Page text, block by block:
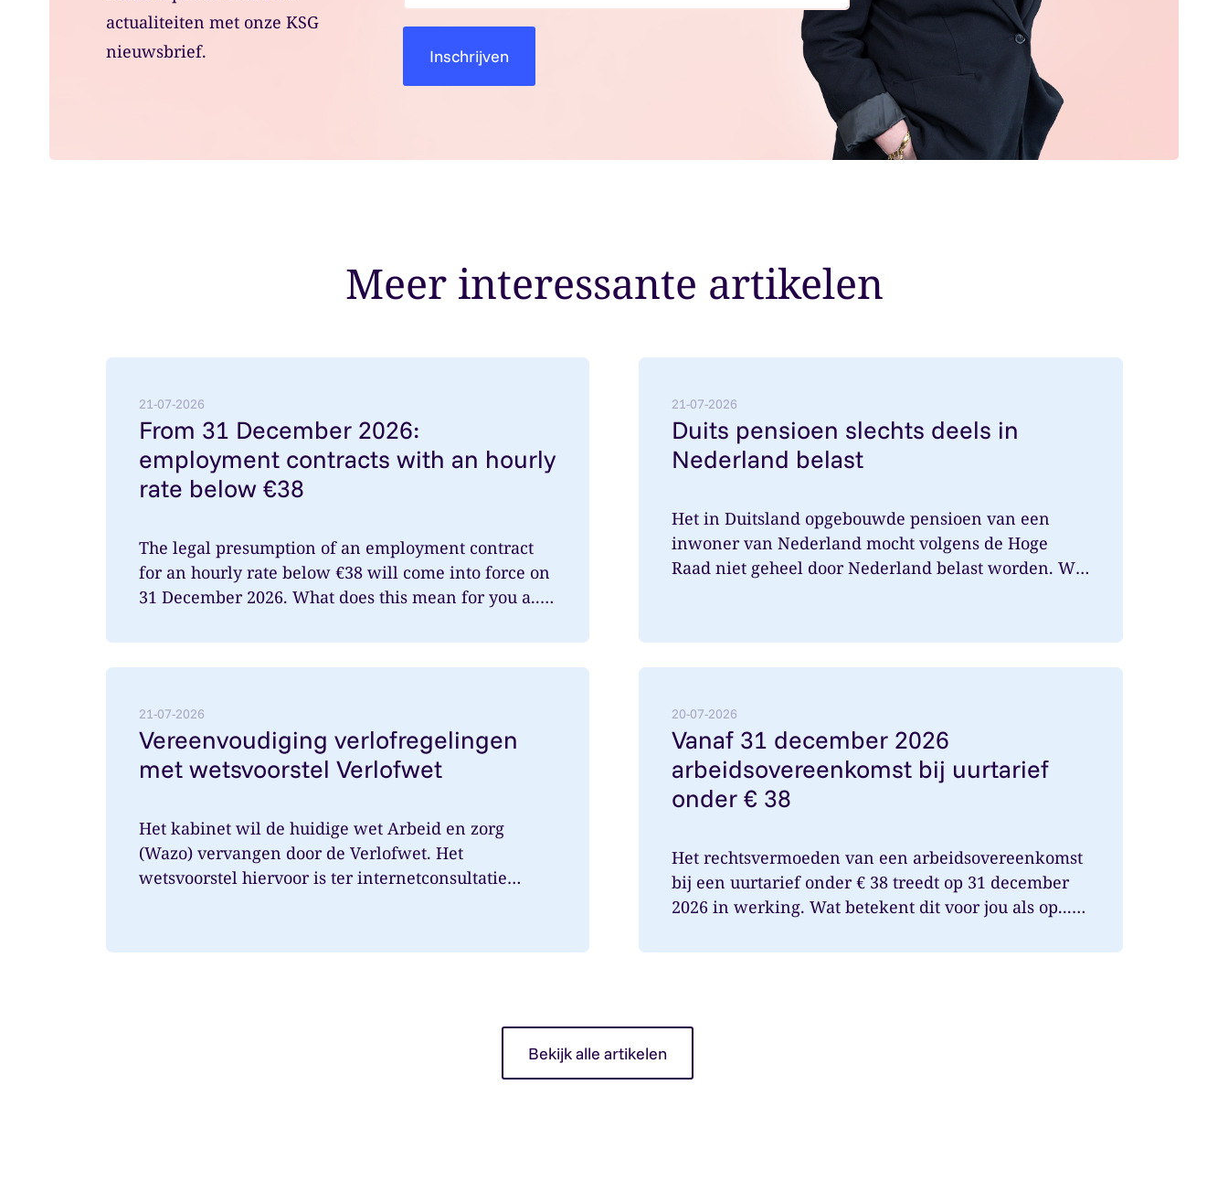
actualiteiten met onze KSG
nieuwsbrief.
Meer interessante artikelen
21-07-2026
From 31 December 2026:
employment contracts with an hourly
rate below €38
The legal presumption of an employment contract
for an hourly rate below €38 will come into force on
31 December 2026. What does this mean for you a...
21-07-2026
Duits pensioen slechts deels in
Nederland belast
Het in Duitsland opgebouwde pensioen van een
inwoner van Nederland mocht volgens de Hoge
Raad niet geheel door Nederland belast worden. Wat
21-07-2026
Vereenvoudiging verlofregelingen
met wetsvoorstel Verlofwet
Het kabinet wil de huidige wet Arbeid en zorg
(Wazo) vervangen door de Verlofwet. Het
wetsvoorstel hiervoor is ter internetconsultatie
20-07-2026
Vanaf 31 december 2026
arbeidsovereenkomst bij uurtarief
onder € 38
Het rechtsvermoeden van een arbeidsovereenkomst
bij een uurtarief onder € 38 treedt op 31 december
2026 in werking. Wat betekent dit voor jou als op...
Bekijk alle artikelen